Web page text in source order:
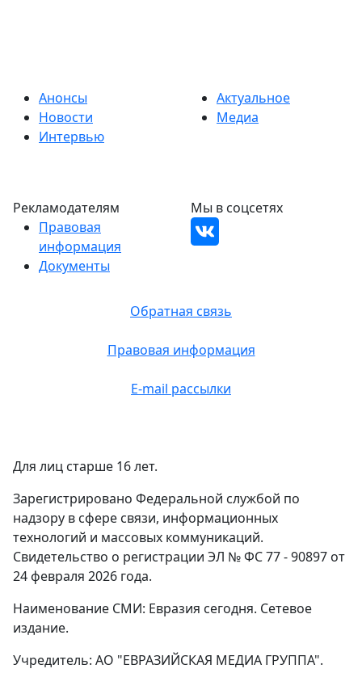
Анонсы
Новости
Интервью
Актуальное
Медиа
Обратная связь
Правовая информация
E-mail рассылки
Рекламодателям
Правовая
информация
Документы
Мы в соцсетях
Для лиц старше 16 лет.
Зарегистрировано Федеральной службой по
надзору в сфере связи, информационных
технологий и массовых коммуникаций.
Свидетельство о регистрации ЭЛ № ФС 77 - 90897 от
24 февраля 2026 года.
Наименование СМИ: Евразия сегодня. Сетевое
издание.
Учредитель: АО "ЕВРАЗИЙСКАЯ МЕДИА ГРУППА".